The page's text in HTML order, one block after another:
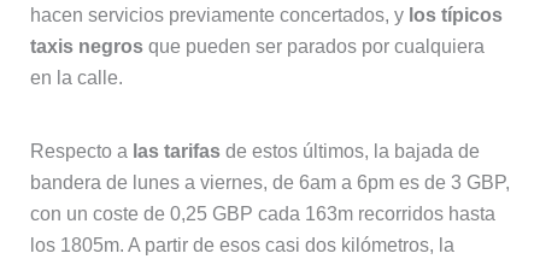
hacen servicios previamente concertados, y los típicos
taxis negrosque pueden ser parados por cualquiera
en la calle.
Respecto a las tarifasde estos últimos, la bajada de
bandera de lunes a viernes, de 6am a 6pm es de 3 GBP,
con un coste de 0,25 GBP cada 163m recorridos hasta
los 1805m. A partir de esos casi dos kilómetros, la